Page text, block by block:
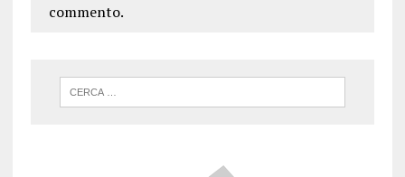
commento.